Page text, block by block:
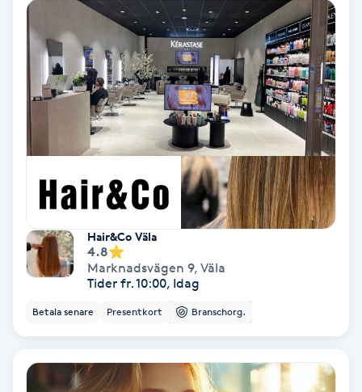
Klangmassage
Klippning
Klippning & Slingor
Klippning ungdom
Koppningsmassage
Kosmetisk tatuering
Kostrådgivning
Kroppspeeling
Hair&Co Väla
4.8
Marknadsvägen 9, Väla
Tider fr. 10:00, Idag
Betala senare Presentkort Branschorg.